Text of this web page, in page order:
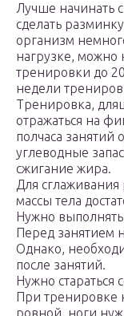
Лучше начинать
сделать
организм
нагрузке, можно
тренировки до
недели
Тренировка,
отражаться на
полчаса занятий
углеводные
сжигание жира.
Для
массы тела
Нужно
Перед занятием
Однако,
после занятий.
Нужно
При тренировке
ровной, ноги